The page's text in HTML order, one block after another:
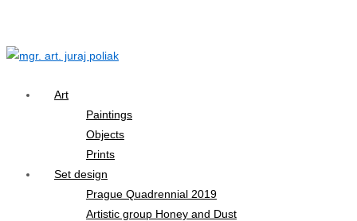
to
Content
Art
Paintings
Objects
Prints
Set design
Prague Quadrennial 2019
Artistic group Honey and Dust